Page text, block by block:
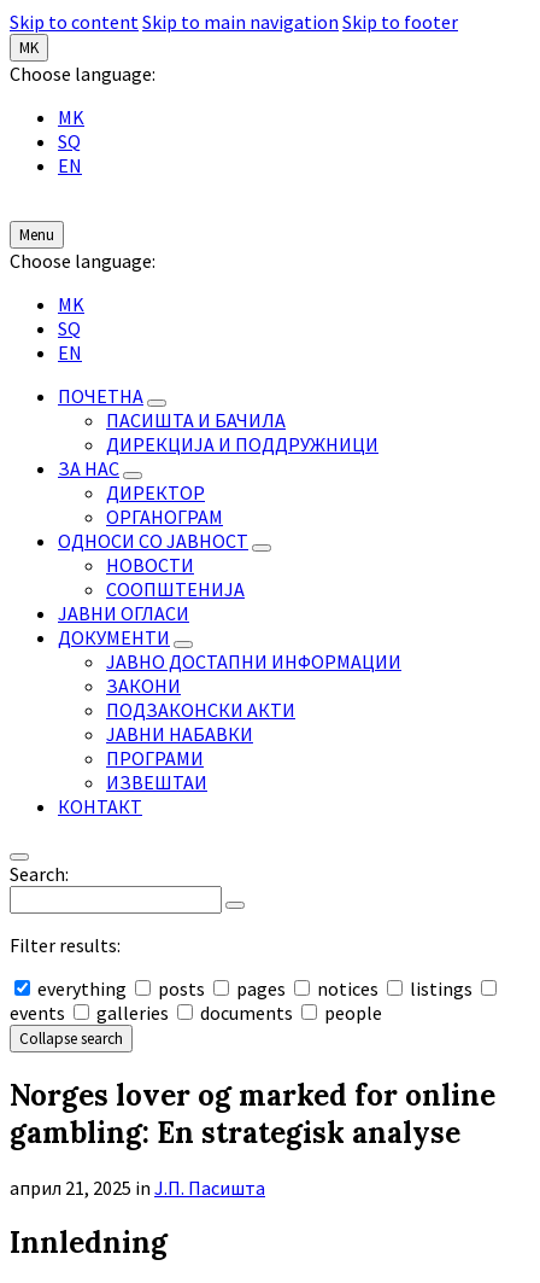
Skip to contentSkip to main navigation Skip to footer
MK
Choose language:
MK
SQ
EN
Menu
Choose language:
MK
SQ
EN
ПОЧЕТНА
ПАСИШТА И БАЧИЛА
ДИРЕКЦИЈА И ПОДДРУЖНИЦИ
ЗА НАС
ДИРЕКТОР
ОРГАНОГРАМ
ОДНОСИ СО ЈАВНОСТ
НОВОСТИ
СООПШТЕНИЈА
ЈАВНИ ОГЛАСИ
ДОКУМЕНТИ
ЈАВНО ДОСТАПНИ ИНФОРМАЦИИ
ЗАКОНИ
ПОДЗАКОНСКИ АКТИ
ЈАВНИ НАБАВКИ
ПРОГРАМИ
ИЗВЕШТАИ
КОНТАКТ
Search:
Filter results:
everything
posts pages notices
listings
events
galleries documents people
Collapse search
Norges lover og marked for online
gambling: En strategisk analyse
април 21, 2025 in Ј.П. Пасишта
Innledning